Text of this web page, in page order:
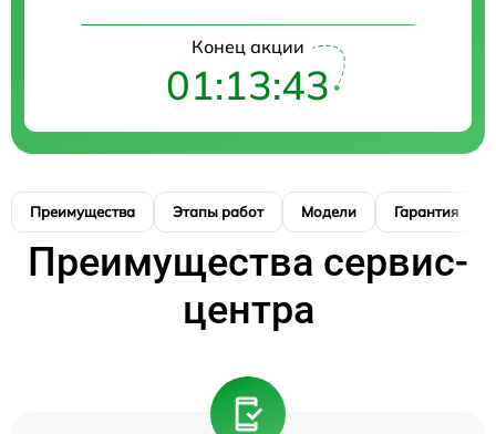
Конец акции
01:13:42
Преимущества Этапы работ Модели Гарантия
Преимущества сервис-
центра